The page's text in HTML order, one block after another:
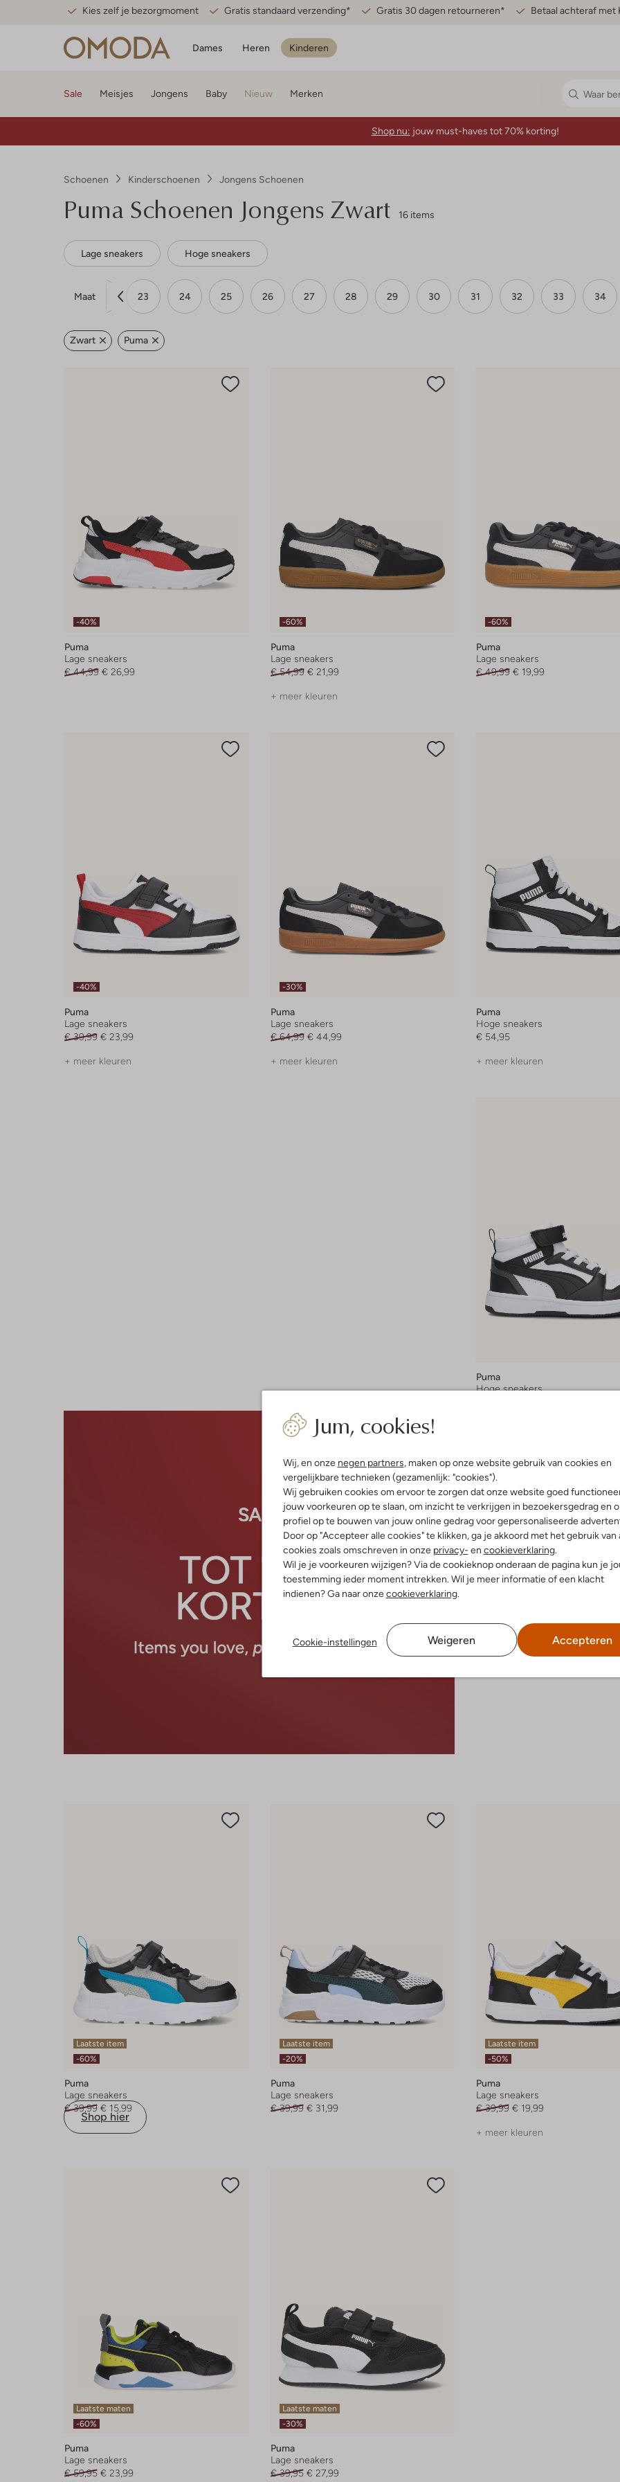
Kies zelf je bezorgmoment Gratis standaard verzending* Gratis 30 dagen retourneren* Betaal achteraf met
Dames Heren Kinderen
Jum, cookies!
Wij, en onze negen partners, maken op onze website gebruik van cookies en
vergelijkbare technieken (gezamenlijk: "cookies").
Wij gebruiken cookies om ervoor te zorgen dat onze website goed
jouw voorkeuren op te slaan, om inzicht te verkrijgen in bezoekersgedrag en
profiel op te bouwen van jouw online gedrag voor gepersonaliseerde
Door op "Accepteer alle cookies" te klikken, ga je akkoord met het gebruik van
cookies zoals omschreven in onze privacy- en cookieverklaring.
Wil je je voorkeuren wijzigen? Via de cookieknop onderaan de pagina kun je
toestemming ieder moment intrekken. Wil je meer informatie of een klacht
indienen? Ga naar onzecookieverklaring.
Cookie-instellingen Weigeren Accepteren
Sale Meisjes Jongens Baby Nieuw Merken
Shop nu: jouw must-haves tot 70% korting!
Schoenen Kinderschoenen Jongens Schoenen
Puma Schoenen Jongens Zwart 16 items
Lage sneakers Hoge sneakers
Maat 23 24 25 26 27 28 29 30 31 32 33 34
Zwart Puma
-40%
Puma
Lage sneakers
€ 44,99 € 26,99
-60%
Puma
Lage sneakers
€ 54,99 € 21,99
+ meer kleuren
-60%
Puma
Lage sneakers
€ 49,99 € 19,99
-40%
Puma
Lage sneakers
€ 39,99 € 23,99
+ meer kleuren
-30%
Puma
Lage sneakers
€ 64,99 € 44,99
+ meer kleuren
Puma
Hoge sneakers
€ 54,95
+ meer kleuren
Shop hier
Puma
Hoge sneakers
Laatste item
-60%
Puma
Lage sneakers
€ 39,99 € 15,99
Laatste item
-20%
Puma
Lage sneakers
€ 39,99 € 31,99
Laatste item
-50%
Puma
Lage sneakers
€ 39,99 € 19,99
+ meer kleuren
Laatste maten
-60%
Puma
Lage sneakers
€ 59,95 € 23,99
Laatste maten
-30%
Puma
Lage sneakers
€ 39,95 € 27,99